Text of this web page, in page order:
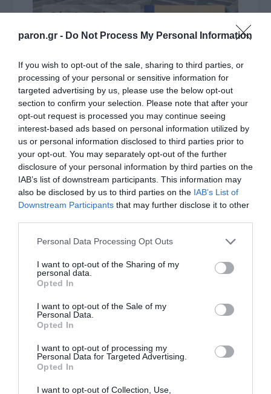
paron.gr - Do Not Process My Personal Information
If you wish to opt-out of the sale, sharing to third parties, or
processing of your personal or sensitive information for
targeted advertising by us, please use the below opt-out
section to confirm your selection. Please note that after your
opt-out request is processed you may continue seeing
interest-based ads based on personal information utilized by
us or personal information disclosed to third parties prior to
your opt-out. You may separately opt-out of the further
disclosure of your personal information by third parties on the
IAB’s list of downstream participants. This information may
also be disclosed by us to third parties on the IAB’s List of
Downstream Participants that may further disclose it to other
Please note that this website/app uses one or more Google
not limited to your visit or usage behaviour. You may click to
grant or deny consent to Google and its third-party tags to
use your data for below specified purposes in below Google
consent section.
Personal Data Processing Opt Outs
I want to opt-out of the Sharing of my
personal data.
Opted In
I want to opt-out of the Sale of my
Personal Data.
Opted In
I want to opt-out of processing my
Personal Data for Targeted Advertising.
Opted In
I want to opt-out of Collection, Use,